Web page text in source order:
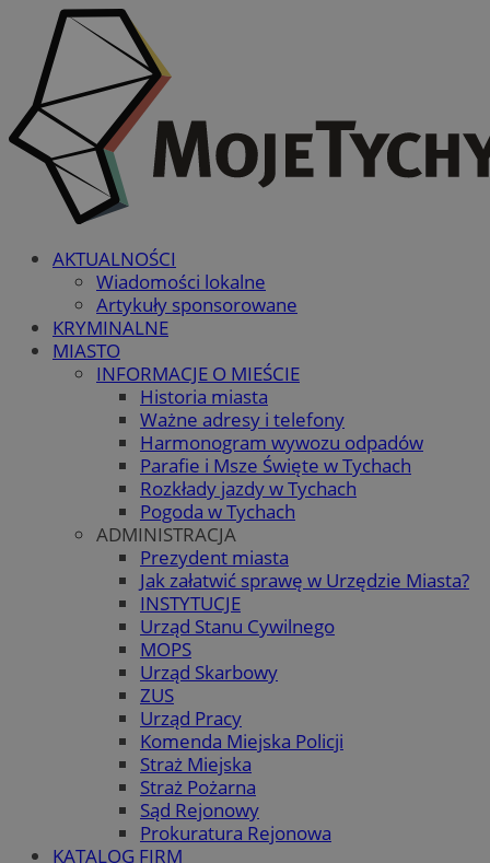
AKTUALNOŚCI
Wiadomości lokalne
Artykuły sponsorowane
KRYMINALNE
MIASTO
INFORMACJE O MIEŚCIE
Historia miasta
Ważne adresy i telefony
Harmonogram wywozu odpadów
Parafie i Msze Święte w Tychach
Rozkłady jazdy w Tychach
Pogoda w Tychach
ADMINISTRACJA
Prezydent miasta
Jak załatwić sprawę w Urzędzie Miasta?
INSTYTUCJE
Urząd Stanu Cywilnego
MOPS
Urząd Skarbowy
ZUS
Urząd Pracy
Komenda Miejska Policji
Straż Miejska
Straż Pożarna
Sąd Rejonowy
Prokuratura Rejonowa
KATALOG FIRM